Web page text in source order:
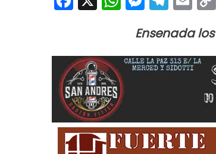
Ensenada